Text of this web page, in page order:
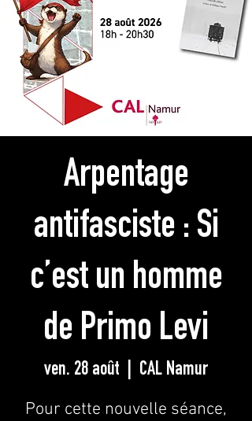
Arpentage
antifasciste : Si
c’est un homme
de Primo Levi
ven. 28 août CAL Namur
Pour cette nouvelle séance,